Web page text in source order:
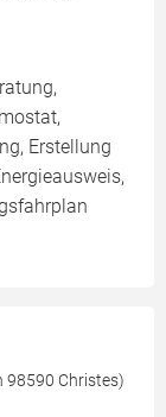
Erstellung
98590 Christes)